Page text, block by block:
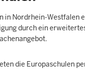
in Nordrhein-Westfalen
durch ein
die Europaschulen